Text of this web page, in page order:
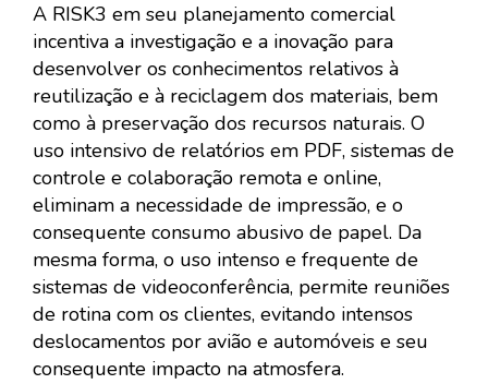
A RISK3 em seu planejamento comercial
incentiva a investigação e a inovação para
desenvolver os conhecimentos relativos à
reutilização e à reciclagem dos materiais, bem
como à preservação dos recursos naturais. O
uso intensivo de relatórios em PDF, sistemas de
controle e colaboração remota e online,
eliminam a necessidade de impressão, e o
consequente consumo abusivo de papel. Da
mesma forma, o uso intenso e frequente de
sistemas de videoconferência, permite reuniões
de rotina com os clientes, evitando intensos
deslocamentos por avião e automóveis e seu
consequente impacto na atmosfera.